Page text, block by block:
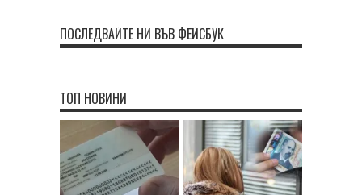
ПОСЛЕДВАЙТЕ НИ ВЪВ ФЕЙСБУК
ТОП НОВИНИ